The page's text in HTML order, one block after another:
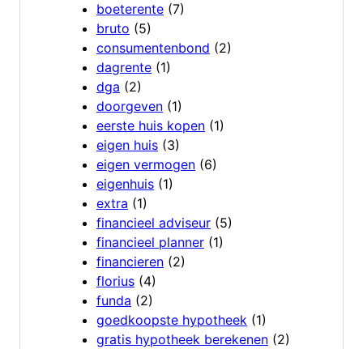
boeterente (7)
bruto (5)
consumentenbond (2)
dagrente (1)
dga (2)
doorgeven (1)
eerste huis kopen (1)
eigen huis (3)
eigen vermogen (6)
eigenhuis (1)
extra (1)
financieel adviseur (5)
financieel planner (1)
financieren (2)
florius (4)
funda (2)
goedkoopste hypotheek (1)
gratis hypotheek berekenen (2)